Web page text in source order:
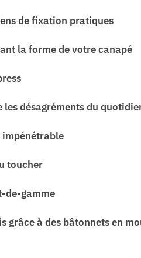
de fixation pratiques
la forme de votre canapé
désagréments du
toucher
de-gamme
grâce à des bâtonnets en